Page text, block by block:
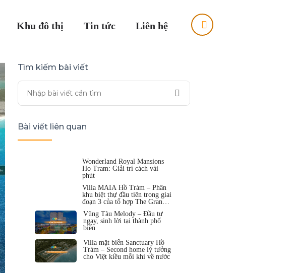
Khu đô thị Tin tức Liên hệ
Tìm kiếm bài viết
Bài viết liên quan
Wonderland Royal Mansions
Ho Tram: Giải trí cách vài
phút
Villa MAIA Hồ Tràm – Phân
khu biệt thự đầu tiên trong giai
đoạn 3 của tổ hợp The Grand
Vũng Tàu Melody – Đầu tư
ngay, sinh lời tại thành phố
biển
Villa mặt biển Sanctuary Hồ
Tràm – Second home lý tưởng
cho Việt kiều mỗi khi về nước